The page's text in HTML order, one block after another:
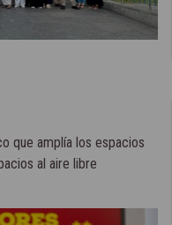
que amplía los espacios
al aire libre